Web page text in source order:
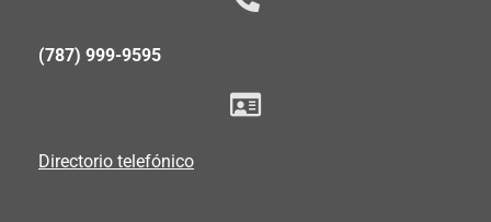
(787) 999-9595
Directorio telefónico